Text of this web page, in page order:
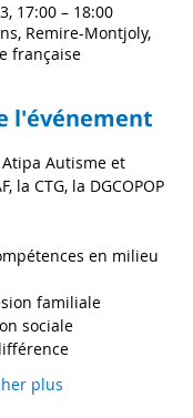
17:00 – 18:00
Remire-Montjoly,
française
l'événement
Autisme et
la CTG, la DGCOPOP
en milieu
familiale
sociale
plus